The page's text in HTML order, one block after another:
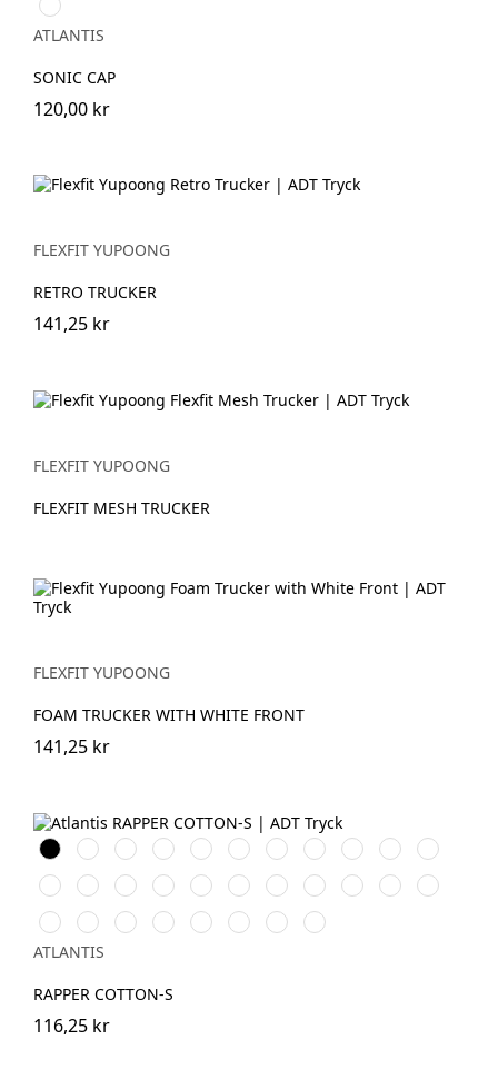
ATLANTIS
SONIC CAP
120,00 kr
FLEXFIT YUPOONG
RETRO TRUCKER
141,25 kr
FLEXFIT YUPOONG
FLEXFIT MESH TRUCKER
FLEXFIT YUPOONG
FOAM TRUCKER WITH WHITE FRONT
141,25 kr
Black\Black
White\Black
Khaki\Black
White\White
Navy\NavyGrey\BlackNavy\White
Black\White
Navy\Dark
Grey
Mustard\Black
Olive\Black
Red\Red
Dark
Grey\White
Khaki\White
Dark
Grey\Black
Black\Dark
Grey
Purple\White
Brown\Stone
Burgundy\Burgundy
Burgundy\Stone
Dark
Grey\Red
Dark
Grey\Royal
Khaki\Stone
Grey\Dark
Grey\Black
Khaki\Burgundy
Royal\Royal
White\Red\Royal
White\Royal
White\RedWhite/Navy
ATLANTIS
RAPPER COTTON-S
116,25 kr